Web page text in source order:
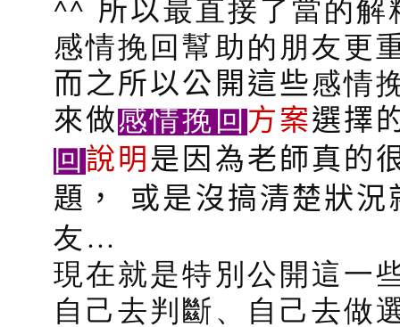
^^ 所以最直接了當的
感情挽回幫助的朋友更
而之所以公開這些感情
來做感情挽回方案選擇
回說明是因為老師真的
題，
或是沒搞清楚狀況
友…
現在就是特別公開這一
自己去判斷、自己去做